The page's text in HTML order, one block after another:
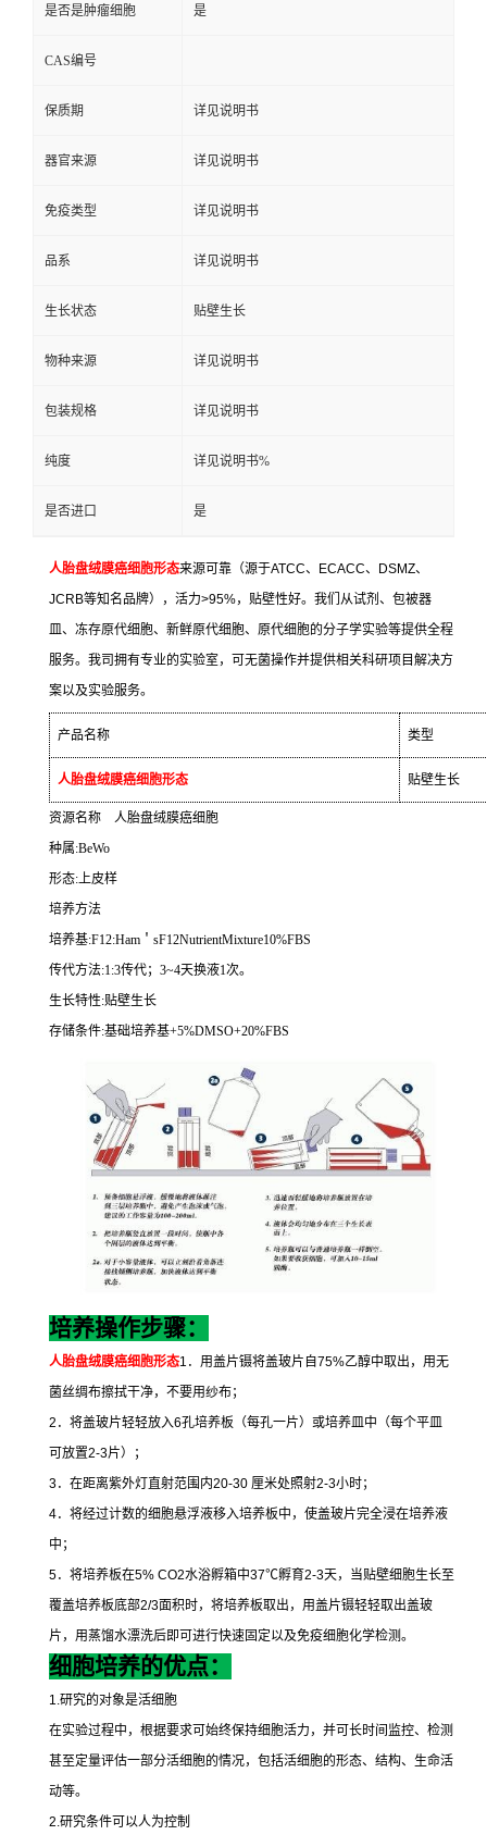
是否是肿瘤细胞 是
CAS编号
保质期 详见说明书
器官来源 详见说明书
免疫类型 详见说明书
品系 详见说明书
生长状态 贴壁生长
物种来源 详见说明书
包装规格 详见说明书
纯度 详见说明书%
是否进口 是
人胎盘绒膜癌细胞形态来源可靠（源于ATCC、 ECACC、 DSMZ、
JCRB等知名品牌），活力>95%，贴壁性好。我们从试剂、包被器
皿、冻存原代细胞、新鲜原代细胞、原代细胞的分子学实验等提供全程
服务。我司拥有专业的实验室，可无菌操作并提供相关科研项目解决方
案以及实验服务。
产品名称 类型
人胎盘绒膜癌细胞形态 贴壁生长
资源名称 人胎盘绒膜癌细胞
种属:BeWo
形态:上皮样
培养方法
培养基:F12:Ham ＇ sF12NutrientMixture10%FBS
传代方法:1:3传代； 3~4天换液1次。
生长特性:贴壁生长
存储条件:基础培养基+5%DMSO+20%FBS
培养操作步骤：
人胎盘绒膜癌细胞形态1 ．用盖片镊将盖玻片自75%乙醇中取出，用无
菌丝绸布擦拭干净，不要用纱布；
2 ．将盖玻片轻轻放入6孔培养板（每孔一片）或培养皿中（每个平皿
可放置2-3片）；
3．在距离紫外灯直射范围内20-30 厘米处照射2-3小时；
4．将经过计数的细胞悬浮液移入培养板中，使盖玻片完全浸在培养液
中；
5．将培养板在5% CO2水浴孵箱中37℃孵育2-3天，当贴壁细胞生长至
覆盖培养板底部2/3面积时，将培养板取出，用盖片镊轻轻取出盖玻
片，用蒸馏水漂洗后即可进行快速固定以及免疫细胞化学检测。
细胞培养的优点：
1.研究的对象是活细胞
在实验过程中，根据要求可始终保持细胞活力，并可长时间监控、检测
甚至定量评估一部分活细胞的情况，包括活细胞的形态、结构、生命活
动等。
2.研究条件可以人为控制